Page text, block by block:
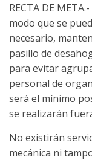
RECTA DE
modo que se
necesario,
pasillo de
para evitar
personal de
será el mínimo
se realizarán
No existirán
mecánica ni